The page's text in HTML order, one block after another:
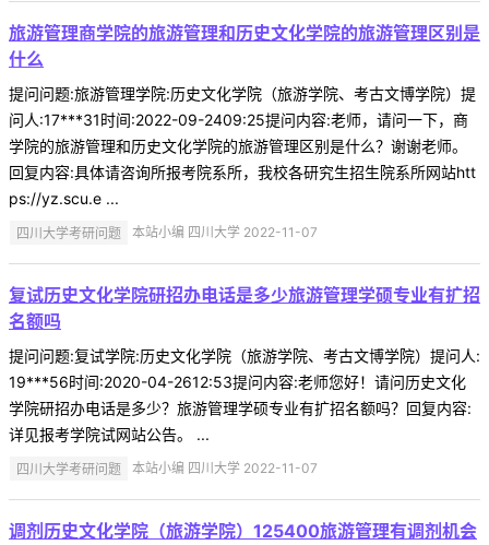
旅游管理商学院的旅游管理和历史文化学院的旅游管理区别是
什么
提问问题:旅游管理学院:历史文化学院（旅游学院、考古文博学院）提
问人:17***31时间:2022-09-2409:25提问内容:老师，请问一下，商
学院的旅游管理和历史文化学院的旅游管理区别是什么？谢谢老师。
回复内容:具体请咨询所报考院系所，我校各研究生招生院系所网站htt
ps://yz.scu.e ...
四川大学考研问题 本站小编 四川大学 2022-11-07
复试历史文化学院研招办电话是多少旅游管理学硕专业有扩招
名额吗
提问问题:复试学院:历史文化学院（旅游学院、考古文博学院）提问人:
19***56时间:2020-04-2612:53提问内容:老师您好！请问历史文化
学院研招办电话是多少？旅游管理学硕专业有扩招名额吗？回复内容:
详见报考学院试网站公告。 ...
四川大学考研问题 本站小编 四川大学 2022-11-07
调剂历史文化学院（旅游学院）125400旅游管理有调剂机会